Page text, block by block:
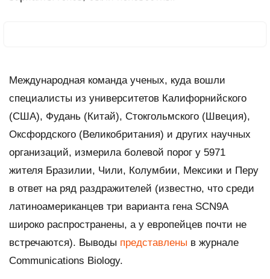
Международная команда ученых, куда вошли
специалисты из университетов Калифорнийского
(США), Фудань (Китай), Стокгольмского (Швеция),
Оксфордского (Великобритания) и других научных
организаций, измерила болевой порог у 5971
жителя Бразилии, Чили, Колумбии, Мексики и Перу
в ответ на ряд раздражителей (известно, что среди
латиноамериканцев три варианта гена SCN9A
широко распространены, а у европейцев почти не
встречаются). Выводы представлены в журнале
Communications Biology.